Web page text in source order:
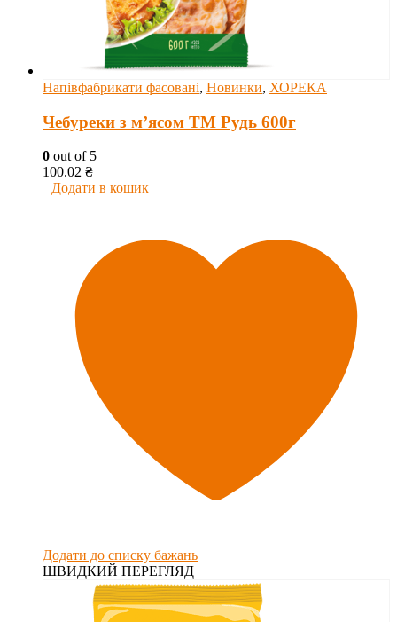
Напівфабрикати фасовані, Новинки, ХОРЕКА
Чебуреки з м’ясом ТМ Рудь 600г
0 out of 5
100.02 ₴
Додати в кошик
Додати до списку бажань
ШВИДКИЙ ПЕРЕГЛЯД